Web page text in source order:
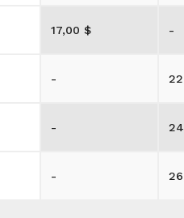
17,00 $ -
-
-
-